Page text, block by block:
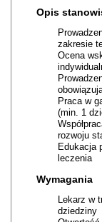
Opis
zakresie
Ocena
Praca w
(min. 1
rozwoju
Edukacja
leczenia
Wymagania
Lekarz w
dziedziny